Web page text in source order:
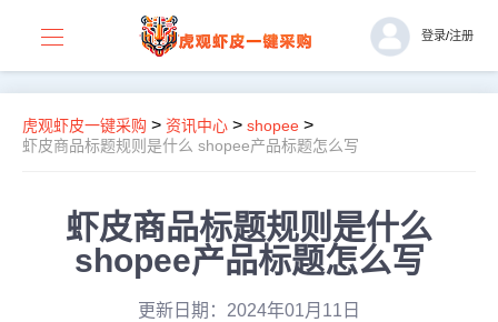
登录/注册
虎观虾皮一键采购 > 资讯中心 > shopee >
虾皮商品标题规则是什么 shopee产品标题怎么写
虾皮商品标题规则是什么
shopee产品标题怎么写
更新日期：2024年01月11日